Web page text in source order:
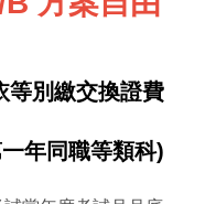
別繳交換證費
年同職等類科)